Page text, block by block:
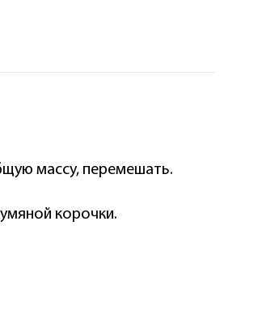
массу, перемешать.
корочки.